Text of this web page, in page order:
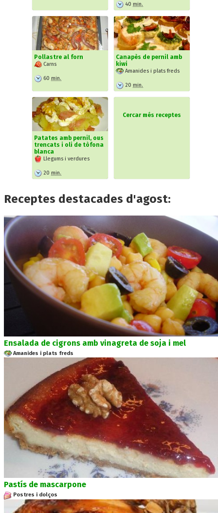
40 min.
Pollastre al forn
Carns
60 min.
Canapès de pernil amb
kiwi
Amanides i plats freds
20 min.
Patates amb pernil, ous
trencats i oli de tòfona
blanca
Llegums i verdures
20 min.
Cercar més receptes
Receptes destacades d'agost:
Ensalada de cigrons amb vinagreta de soja i mel
Amanides i plats freds
Pastís de mascarpone
Postres i dolços